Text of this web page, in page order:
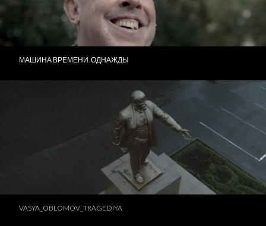
МАШИНА ВРЕМЕНИ. ОДНАЖДЫ
VASYA_OBLOMOV_TRAGEDIYA